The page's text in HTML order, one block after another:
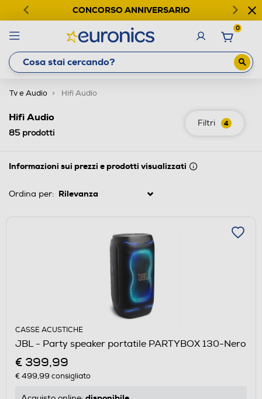
CONCORSO ANNIVERSARIO
0
Tv e Audio Hifi Audio
Filtri 4
Hifi Audio
85 prodotti
Informazioni sui prezzi e prodotti visualizzati
Ordina per:
CASSE ACUSTICHE
JBL - Party speaker portatile PARTYBOX 130-Nero
€ 399,99
€ 499,99 consigliato